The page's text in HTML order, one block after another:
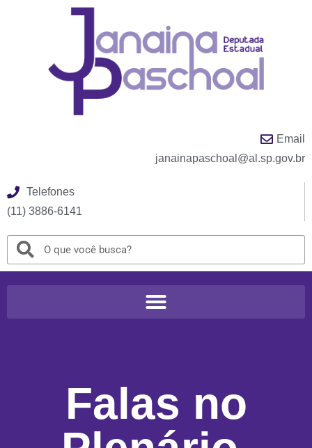
Email
janainapaschoal@al.sp.gov.br
Telefones
(11) 3886-6141
Falas no